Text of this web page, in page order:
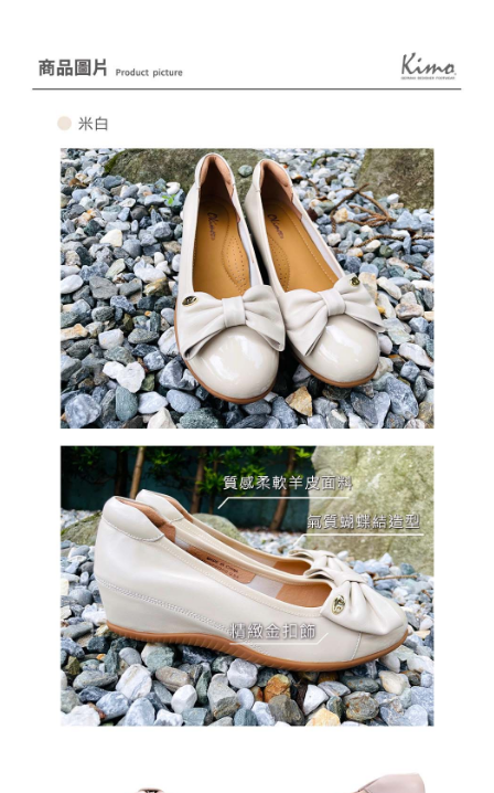
manakala ahli aplikasi akan menerima pemberitahuan tolak aplikasi
AFTEE.
5. Tiada bayaran diperlukan apabila anda menerima produk. Sila buat
dalam talian dengan SMS pembayaran atau pemberitahuan tolak aplikasi
AFTEE.
Sila ambil perhatian bahawa tempoh pembayaran adalah 14 hari. Walau
bagaimanapun, bagi mereka yang telah memuat turun Aplikasi AFTEE
dan mendaftar sebagai ahli AFTEE boleh menikmati tempoh pembayaran
sehingga 45 hari.
Tempoh pembayaran dikira dari masa kedai meminta pembayaran anda,
ditambah dengan bilangan hari yang boleh dilanjutkan oleh AFTEE. Anda
boleh melanjutkan tempoh pembayaran anda sebelum anda menerima
pesanan. Walau bagaimanapun, tiada jaminan bahawa anda boleh
menerima pesanan anda semasa tempoh pembayaran (cth.: produk
prapesanan atau produk yang mungkin mengambil masa yang lebih
lama untuk dihantar). Oleh itu, anda dikehendaki membuat pembayaran
kepada AFTEE dalam tempoh sama ada anda menerima pesanan.
Kedua, Sekatan Pembayaran
1. Jumlah yang diperakui untuk pengguna kali pertama boleh sehingga
NT$10,000. Amaun diperakui sebenar yang diluluskan akan berdasarkan
keputusan pensijilan dan semakan oleh AFTEE.
2. Amaun perbelanjaan minimum mestilah lebih besar daripada NT$20.
3. Pada masa ini hanya tersedia untuk ahli Taiwan.
Ketiga, Syarat Perkhidmatan
Perkhidmatan AFTEE Beli Sekarang Bayar Kemudian disediakan oleh NP
Taiwan, Inc. dan AFTEE akan membuat bil kepada pengguna. AFTEE
akan menggunakan data peribadi yang dikumpul (termasuk nama
pembeli, no. telefon, nama penerima, no. telefon, alamat penerima) untuk
penggunaan perkhidmatan. Sila rujuk kepada "Penyata Pengumpulan
Data Peribadi, Pemprosesan, Penggunaan"
Jumlah yang diperakui untuk pengguna kali pertama yang lulus
全家取貨付款
NT$60/pesanan | Penghantaran percuma untuk pesanan
NT$1,000 atau lebih
7-11取貨付款
NT$60/pesanan | Penghantaran percuma untuk pesanan
NT$1,000 atau lebih
NT$90/pesanan | Penghantaran percuma untuk pesanan
NT$1,000 atau lebih
貨到付款
NT$60/pesanan | Penghantaran percuma untuk pesanan
NT$1,000 atau lebih
國家/地區配送 Kadar Penghantaran